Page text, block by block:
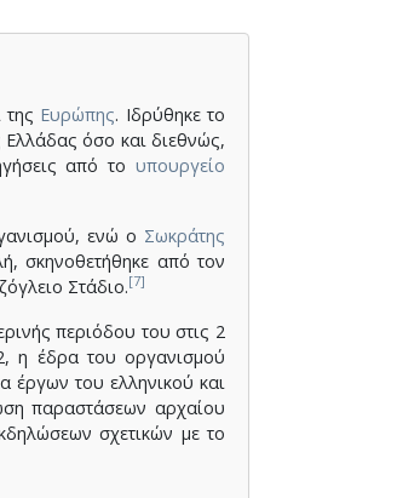
της Ευρώπης. Ιδρύθηκε το
Ελλάδας όσο και διεθνώς,
από το υπουργείο
ενώ ο Σωκράτης
σκηνοθετήθηκε από τον
Στάδιο.[7]
περιόδου του στις 2
η έδρα του οργανισμού
έργων του ελληνικού και
παραστάσεων αρχαίου
σχετικών με το